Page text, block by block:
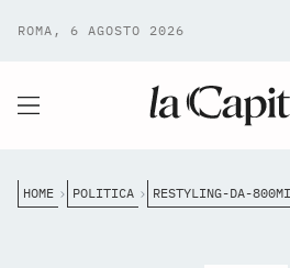
ROMA, 6 AGOSTO 2026
HOME POLITICA